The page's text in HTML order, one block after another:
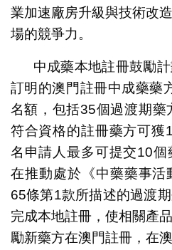
業加速廠房升級與技術改
場的競爭力。
中成藥本地註冊鼓勵
訂明的澳門註冊中成藥藥
名額，包括35個過渡期
符合資格的註冊藥方可獲
名申請人最多可提交10
在推動處於《中藥藥事
65條第1款所描述的過渡
完成本地註冊，使相關產
勵新藥方在澳門註冊，在